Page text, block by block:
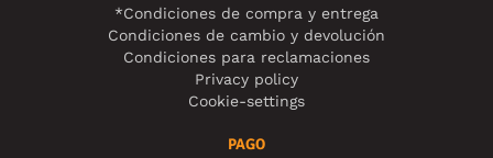
*Condiciones de compra y entrega
Condiciones de cambio y devolución
Condiciones para reclamaciones
Privacy policy
Cookie-settings
PAGO